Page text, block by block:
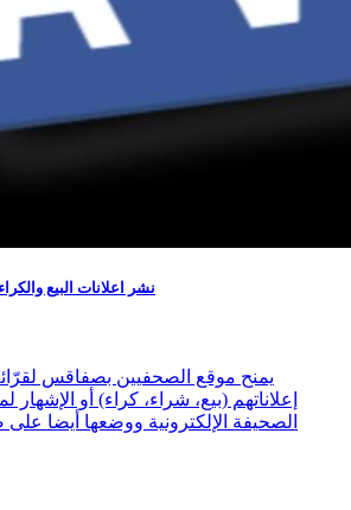
نشر اعلانات البيع
يمنح موقع الصحفيين بصفاقس
إعلاناتهم (بيع، شراء، كراء) أو
الصحيفة الإلكترونية ووضعها أيضا